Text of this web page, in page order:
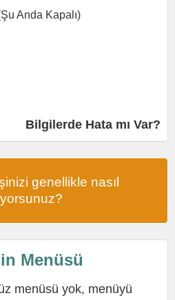
Anda Kapalı)
Bilgilerde Hata mı Var?
genellikle nasıl
Menüsü
menüsü yok, menüyü